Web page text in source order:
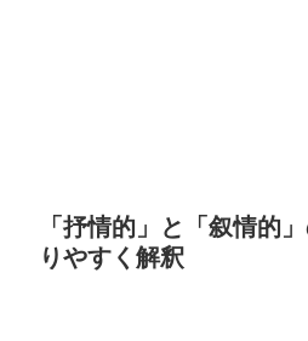
「抒情的」と「叙情的
りやすく解釈